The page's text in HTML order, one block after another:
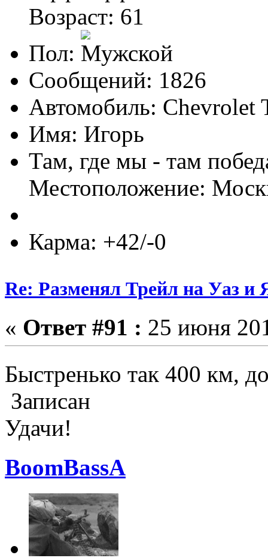
Возраст: 61
Пол:
Сообщений: 1826
Автомобиль:
Имя: Игорь
Там, где мы - там
Местоположение:
Карма: +42/-0
Re: Разменял Трейл на Уаз и
« Ответ #91 : 25 июня
Быстренько так 400 км,
Записан
Удачи!
BoomBassA